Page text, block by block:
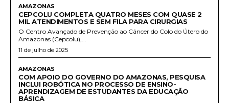
AMAZONAS
CEPCOLU COMPLETA QUATRO MESES COM QUASE 2
MIL ATENDIMENTOS E SEM FILA PARA CIRURGIAS
O Centro Avançado de Prevenção ao Câncer do Colo do Útero do
Amazonas (Cepcolu),...
11 de julho de 2025
AMAZONAS
COM APOIO DO GOVERNO DO AMAZONAS, PESQUISA
INCLUI ROBÓTICA NO PROCESSO DE ENSINO-
APRENDIZAGEM DE ESTUDANTES DA EDUCAÇÃO
BÁSICA